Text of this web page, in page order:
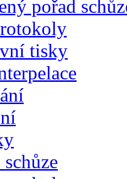
pořad
tisky